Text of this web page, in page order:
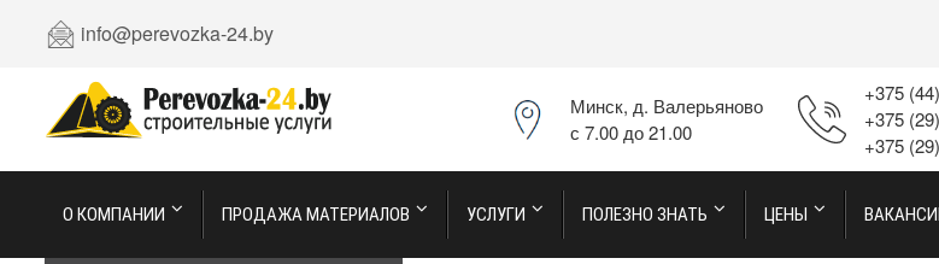
info@perevozka-24.by
Минск, д. Валерьяново
с 7.00 до 21.00
+375
+375
+375
О КОМПАНИИ ПРОДАЖА МАТЕРИАЛОВ УСЛУГИ ПОЛЕЗНО ЗНАТЬ ЦЕНЫ